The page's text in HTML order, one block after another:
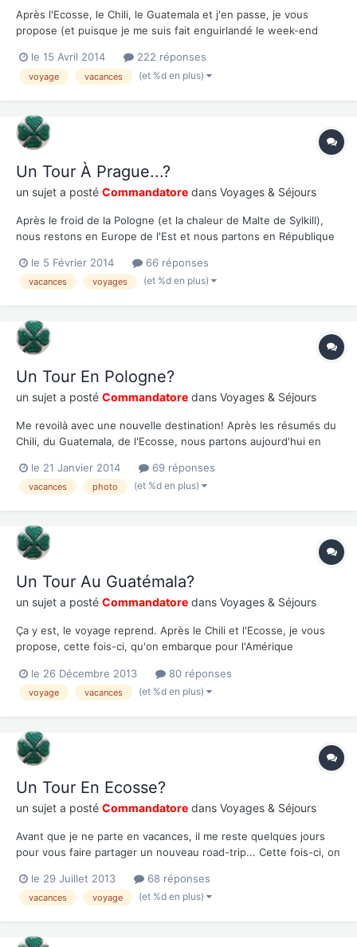
Après l'Ecosse, le Chili, le Guatemala et j'en passe, je vous
propose (et puisque je me suis fait enguirlandé le week-end
Sri Lanka, alias Ceylan pour les anciens. Le Sri Lanka, c'est là : Et
moi, je vais vous propose...
le 15 Avril 2014 222 réponses
voyage vacances (et %d en plus)
Un Tour À Prague...?
un sujet a posté Commandatore dans Voyages & Séjours
Après le froid de la Pologne (et la chaleur de Malte de Sylkill),
nous restons en Europe de l'Est et nous partons en République
de Cracovie, Prague n'a pas souffert des bombardements de la
Seconde Guerre Mondiale. De fait, la vill...
le 5 Février 2014 66 réponses
vacances voyages (et %d en plus)
Un Tour En Pologne?
un sujet a posté Commandatore dans Voyages & Séjours
Me revoilà avec une nouvelle destination! Après les résumés du
Chili, du Guatemala, de l'Ecosse, nous partons aujourd'hui en
journée, avec une température à peine au-dessus de 0°C. Après
dîner, première petite balade au centre de C...
le 21 Janvier 2014 69 réponses
vacances photo (et %d en plus)
Un Tour Au Guatémala?
un sujet a posté Commandatore dans Voyages & Séjours
Ça y est, le voyage reprend. Après le Chili et l'Ecosse, je vous
propose, cette fois-ci, qu'on embarque pour l'Amérique
entre le Pacifique à l'ouest et la mer des Caraïbes à l'Est, est un
pays entouré par le Mexique, le Belize, le Hondu...
le 26 Décembre 2013 80 réponses
voyage vacances (et %d en plus)
Un Tour En Ecosse?
un sujet a posté Commandatore dans Voyages & Séjours
Avant que je ne parte en vacances, il me reste quelques jours
pour vous faire partager un nouveau road-trip... Cette fois-ci, on
fantômes et du whisky! Grosso modo, car il faut que je me
rappelle de toutes les digressions que l'on a...
le 29 Juillet 2013 68 réponses
vacances voyage (et %d en plus)